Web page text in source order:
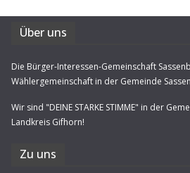
Über uns
Die Bürger-Interessen-Gemeinschaft
Wählergemeinschaft in der Gemeinde
Wir sind "DEINE STARKE STIMME" in der
Landkreis Gifhorn!
Zu uns